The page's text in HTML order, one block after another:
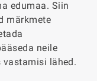
edumaa. Siin
märkmete
neile
vastamisi lähed.